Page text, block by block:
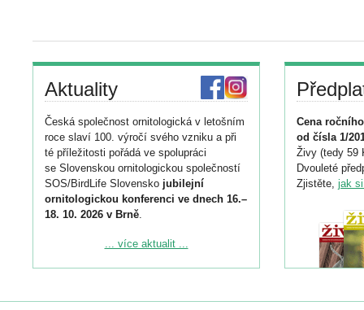
Aktuality
Česká společnost ornitologická v letošním
roce slaví 100. výročí svého vzniku a při
té příležitosti pořádá ve spolupráci
se Slovenskou ornitologickou společností
SOS/BirdLife Slovensko jubilejní
ornitologickou konferenci ve dnech 16.–
18. 10. 2026 v Brně.
Podrobnější informace ke konferenci
Registrovat se můžete do 6. září.
... více aktualit ...
Cena
od čísla 1/
Živy (tedy 59
Dvouleté
Zjistěte, jak